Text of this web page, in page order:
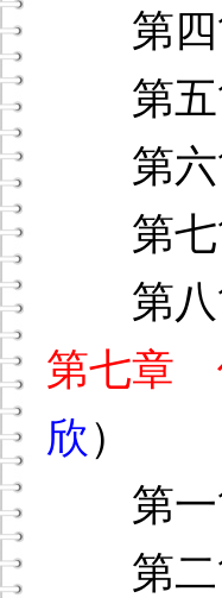
第四
第五
第六
第七
第八
第七章
欣 ）
第一
第二